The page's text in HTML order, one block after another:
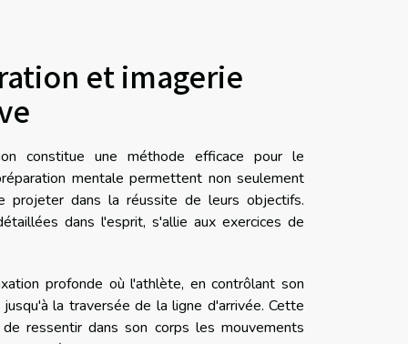
et imagerie
constitue une méthode efficace pour le
mentale permettent non seulement
projeter dans la réussite de leurs objectifs.
dans l'esprit, s'allie aux exercices de
profonde où l'athlète, en contrôlant son
la traversée de la ligne d'arrivée. Cette
ressentir dans son corps les mouvements